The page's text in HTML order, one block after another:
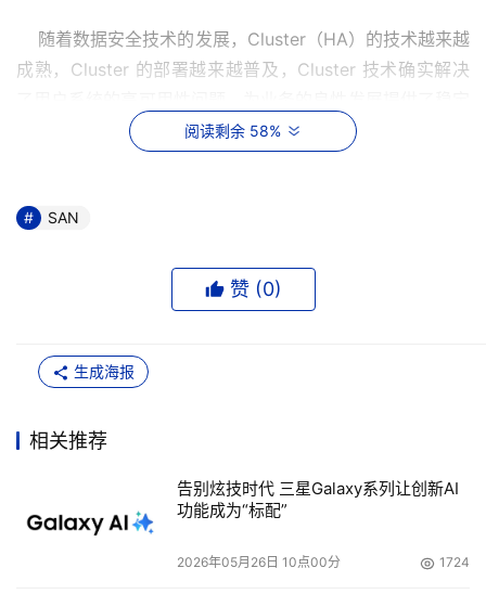
随着数据安全技术的发展，Cluster（HA）的技术越来越
成熟，Cluster 的部署越来越普及，Cluster 技术确实解决
的基石。随着业务的发展，商业环境对服务供应商提出的要
统高可用性，但一旦发生火灾、自然灾害、人为破坏等意外
事件，服务商将如何应对呢？如果没有必要的准备和应对手
部门来讲，要提高自己的抗灾能力，其必要的技术就是建立
一个容灾系统的实现可以采用不同的技术，一种技术
是：采用硬件进行远程数据复制，存储工程师称为硬件复制
技术。这种技术的提供者是一些存储设备厂商。数据的复制
阅读剩余 58%
SAN
赞 (0)
生成海报
相关推荐
告别炫技时代 三星Galaxy系列让创新AI
功能成为“标配”
2026年05月26日 10点00分 1724